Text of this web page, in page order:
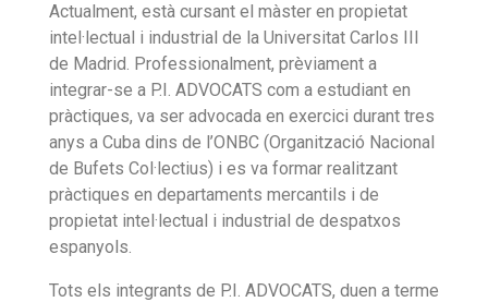
Actualment, està cursant el màster en propietat
intel·lectual i industrial de la Universitat Carlos III
de Madrid. Professionalment, prèviament a
integrar-se a P.I. ADVOCATS com a estudiant en
pràctiques, va ser advocada en exercici durant tres
anys a Cuba dins de l’ONBC (Organització Nacional
de Bufets Col·lectius) i es va formar realitzant
pràctiques en departaments mercantils i de
propietat intel·lectual i industrial de despatxos
espanyols.
Tots els integrants de P.I. ADVOCATS, duen a terme